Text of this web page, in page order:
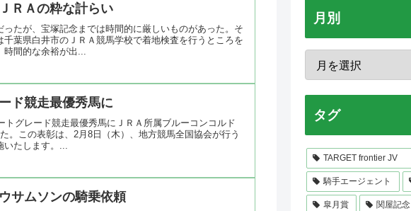
ＲＡの粋な計らい
たが、宝塚記念までは時間的に厳しいものがあった。そ
葉県白井市のＪＲＡ競馬学校で着地検査を行うところを
間的な余裕が出...
ド競走最優秀馬に
トグレード競走最優秀馬にＪＲＡ所属ブルーコンコルド
。この表彰は、2月8日（木）、地方競馬全国協会が行う
いたします。...
サムソンの騎乗依頼
月別
タグ
TARGET frontier JV
騎手エージェント
皐月賞 関屋記念